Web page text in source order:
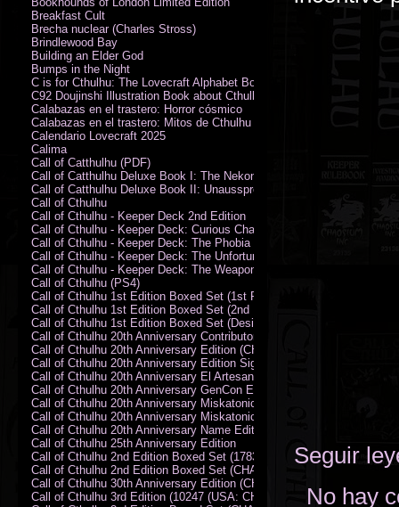
Seguir
No hay
Breakfast Cult
Brecha nuclear (Charles Stross)
Brindlewood Bay
Building an Elder God
Bumps in the Night
C is for Cthulhu: The Lovecraft Alphabet Board Book
C92 Doujinshi Illustration Book about Cthulhu Mythos
Calabazas en el trastero: Horror cósmico
Calabazas en el trastero: Mitos de Cthulhu
Calendario Lovecraft 2025
Calima
Call of Catthulhu (PDF)
Call of Catthulhu Deluxe Book I: The Nekonomikon
Call of Catthulhu Deluxe Book II: Unaussprechlichen Katzen
Call of Cthulhu
Call of Cthulhu - Keeper Deck 2nd Edition
Call of Cthulhu - Keeper Deck: Curious Charecter Deck
Call of Cthulhu - Keeper Deck: The Phobia Deck
Call of Cthulhu - Keeper Deck: The Unfortunate Events Deck
Call of Cthulhu - Keeper Deck: The Weapons and Artifacts Deck
Call of Cthulhu (PS4)
Call of Cthulhu 1st Edition Boxed Set (1st Printing) (CHA2009-X)
Call of Cthulhu 1st Edition Boxed Set (2nd Printing) (CHA2009-X)
Call of Cthulhu 1st Edition Boxed Set (Designer's Edition)
Call of Cthulhu 20th Anniversary Contributor Edition
Call of Cthulhu 20th Anniversary Edition (CHA2399)
Call of Cthulhu 20th Anniversary Edition Signed by Sandy Petersen
Call of Cthulhu 20th Anniversary El Artesano del Rey Edition
Call of Cthulhu 20th Anniversary GenCon Edition
Call of Cthulhu 20th Anniversary Miskatonic University Library Edition
Call of Cthulhu 20th Anniversary Miskatonic University Library Edition
Call of Cthulhu 20th Anniversary Name Edition
Call of Cthulhu 25th Anniversary Edition
Call of Cthulhu 2nd Edition Boxed Set (178301)
Call of Cthulhu 2nd Edition Boxed Set (CHA2301-X)
Call of Cthulhu 30th Anniversary Edition (CHA23126)
Call of Cthulhu 3rd Edition (10247 (USA: CHA2317-H))